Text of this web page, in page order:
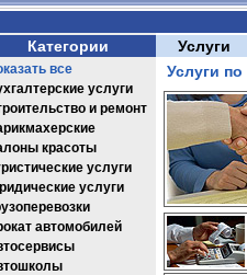
Категории
все
услуги
и ремонт
красоты
услуги
услуги
автомобилей
Услуги
Услуги